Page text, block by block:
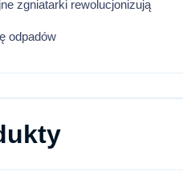
zgniatarki rewolucjonizują
odpadów